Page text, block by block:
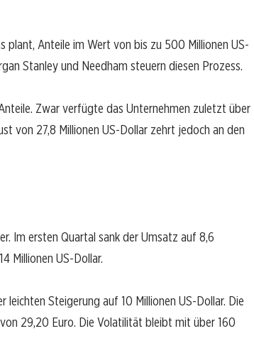
plant, Anteile im Wert von bis zu 500 Millionen US-
Stanley und Needham steuern diesen Prozess.
Zwar verfügte das Unternehmen zuletzt über
von 27,8 Millionen US-Dollar zehrt jedoch an den
Im ersten Quartal sank der Umsatz auf 8,6
Millionen US-Dollar.
Steigerung auf 10 Millionen US-Dollar. Die
29,20 Euro. Die Volatilität bleibt mit über 160